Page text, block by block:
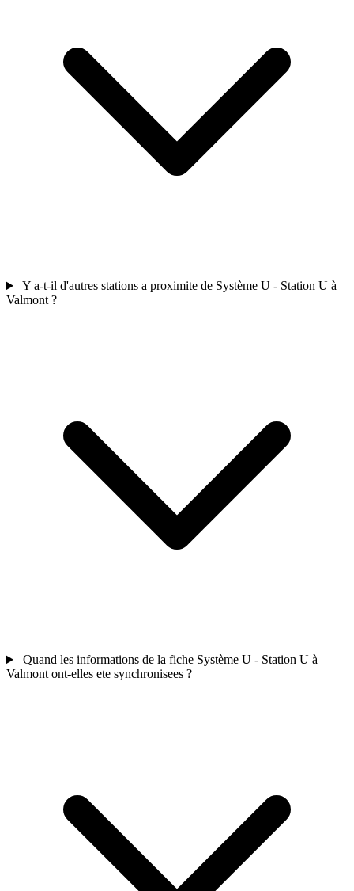
Y a-t-il d'autres stations a proximite de Système U - Station U à
Valmont ?
Quand les informations de la fiche Système U - Station U à
Valmont ont-elles ete synchronisees ?